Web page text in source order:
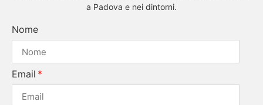
a Padova e nei dintorni.
Nome
Email